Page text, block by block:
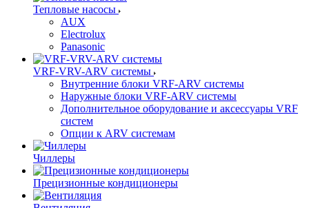
Тепловые насосы
AUX
Electrolux
Panasonic
VRF-VRV-ARV системы
Внутренние блоки VRF-ARV системы
Наружные блоки VRF-ARV системы
Дополнительное оборудование и аксессуары VRF
систем
Опции к ARV системам
Чиллеры
Прецизионные кондиционеры